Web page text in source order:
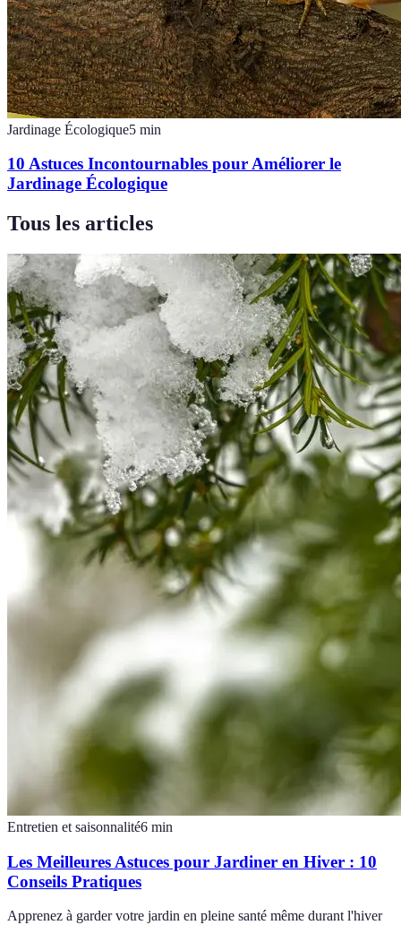
Jardinage Écologique5 min
10 Astuces Incontournables pour Améliorer le
Jardinage Écologique
Tous les articles
Entretien et saisonnalité6 min
Les Meilleures Astuces pour Jardiner en Hiver : 10
Conseils Pratiques
Apprenez à garder votre jardin en pleine santé même durant l'hiver